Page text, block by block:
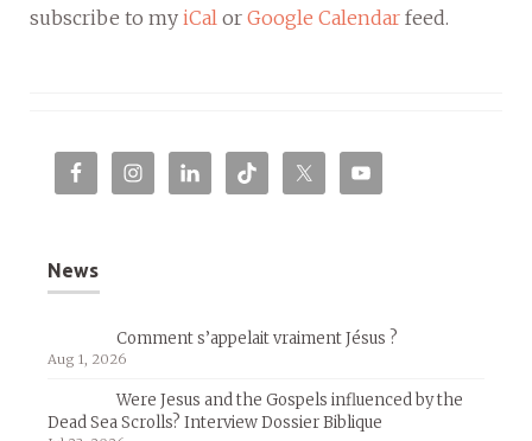
subscribe to my iCal or Google Calendar feed.
News
Comment s’appelait vraiment Jésus ?
Aug 1, 2026
Were Jesus and the Gospels influenced by the
Dead Sea Scrolls? Interview Dossier Biblique